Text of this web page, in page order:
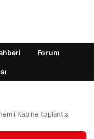
Forum
Kabine toplantısı